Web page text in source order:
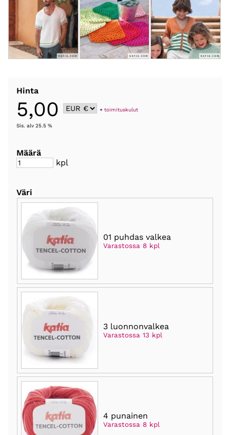
Hinta
5,00 +toimituskulut
Sis. alv 25.5 %
Määrä
kpl
Väri
01 puhdas valkea
Varastossa 8 kpl
3 luonnonvalkea
Varastossa 13 kpl
4 punainen
Varastossa 8 kpl